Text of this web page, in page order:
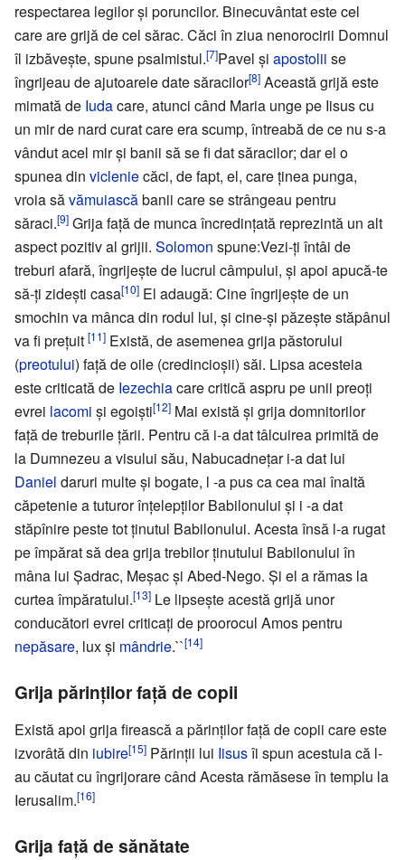
respectarea legilor şi poruncilor. Binecuvântat este cel
care are grijă de cel sărac. Căci în ziua nenorocirii Domnul
îl izbăveşte, spune psalmistul.[7]Pavel şi apostolii se
îngrijeau de ajutoarele date săracilor[8] Această grijă este
mimată de Iudacare, atunci când Maria unge pe Iisus cu
un mir de nard curat care era scump, întreabă de ce nu s-a
vândut acel mir şi banii să se fi dat săracilor; dar el o
spunea din vicleniecăci, de fapt, el, care ţinea punga,
vroia săvămuiascăbanii care se strângeau pentru
săraci.[9] Grija faţă de munca încredinţată reprezintă un alt
aspect pozitiv al grijii. Solomon spune:Vezi-ţi întâi de
treburi afară, îngrijeşte de lucrul câmpului, şi apoi apucă-te
să-ţi zideşti casa[10] El adaugă: Cine îngrijeşte de un
smochin va mânca din rodul lui, şi cine-şi păzeşte stăpânul
va fi preţuit [11] Există, de asemenea grija păstorului
(preotului) faţă de oile (credincioşii) săi. Lipsa acesteia
este criticată de Iezechiacare critică aspru pe unii preoţi
evrei lacomi şi egoişti[12] Mai există şi grija domnitorilor
faţă de treburile ţării. Pentru că i-a dat tâlcuirea primită de
la Dumnezeu a visului său, Nabucadneţar i-a dat lui
Daniel daruri multe şi bogate, l -a pus ca cea mai înaltă
căpetenie a tuturor înţelepţilor Babilonului şi i -a dat
stăpînire peste tot ţinutul Babilonului. Acesta însă l-a rugat
pe împărat să dea grija trebilor ţinutului Babilonului în
mâna lui Şadrac, Meşac şi Abed-Nego. Şi el a rămas la
curtea împăratului.[13] Le lipseşte acestă grijă unor
conducători evrei criticaţi de proorocul Amos pentru
nepăsare, lux şi mândrie.``[14]
Grija părinţilor faţă de copii
Există apoi grija firească a părinţilor faţă de copii care este
izvorâtă din iubire[15] Părinţii lui Iisusîi spun acestuia că l-
au căutat cu îngrijorare când Acesta rămăsese în templu la
Ierusalim.[16]
Grija faţă de sănătate